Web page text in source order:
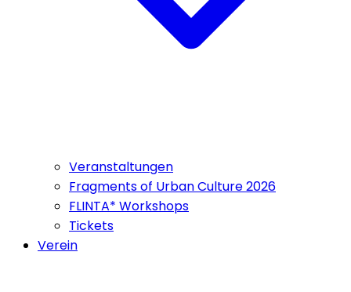
Veranstaltungen
Fragments of Urban Culture 2026
FLINTA* Workshops
Tickets
Verein